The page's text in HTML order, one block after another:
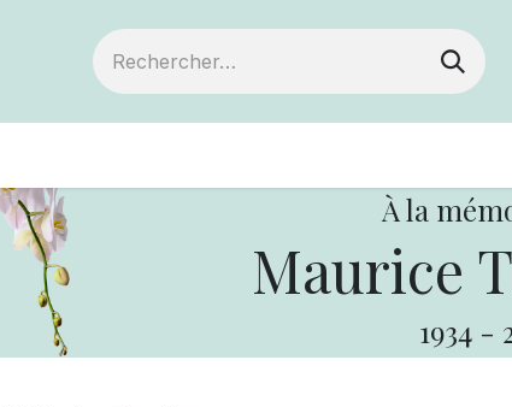
À la
Maurice
1934 -